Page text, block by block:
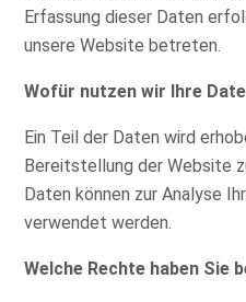
Erfassung dieser Daten
unsere Website betreten.
Wofür nutzen wir Ihre
Ein Teil der Daten wird
Bereitstellung der Website
Daten können zur Analyse
verwendet werden.
Welche Rechte haben Sie